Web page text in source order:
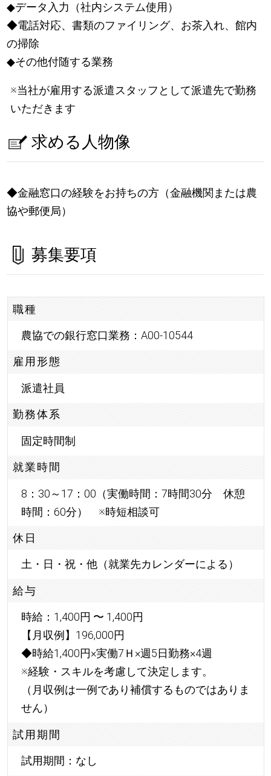
◆データ入力（社内システム使用）
◆電話対応、書類のファイリング、お茶入れ、館内
の掃除
◆その他付随する業務
※当社が雇用する派遣スタッフとして派遣先で勤務
いただきます
求める人物像
◆金融窓口の経験をお持ちの方（金融機関または農
協や郵便局）
募集要項
職種
農協での銀行窓口業務：A00-10544
雇用形態
派遣社員
勤務体系
固定時間制
就業時間
8：30～17：00（実働時間：7時間30分 休憩
時間：60分） ※時短相談可
休日
土・日・祝・他（就業先カレンダーによる）
給与
時給：1,400円 〜 1,400円
【月収例】196,000円
◆時給1,400円×実働7Ｈ×週5日勤務×4週
※経験・スキルを考慮して決定します。
（月収例は一例であり補償するものではありま
せん）
試用期間
試用期間：なし